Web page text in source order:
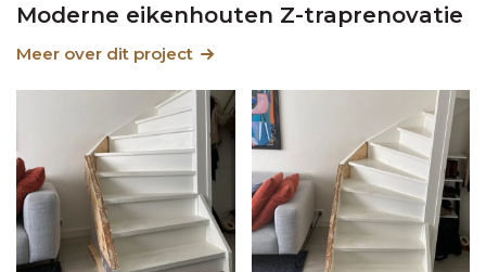
Moderne eikenhouten Z-traprenovatie
Meer over dit project